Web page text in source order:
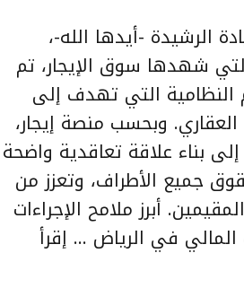
الرشيدة -أيدها الله-،
شهدها سوق الإيجار، تم
النظامية التي تهدف إلى
العقاري. وبحسب منصة إيجار،
بناء علاقة تعاقدية واضحة
جميع الأطراف، وتعزز من
أبرز ملامح الإجراءات
إقرأ